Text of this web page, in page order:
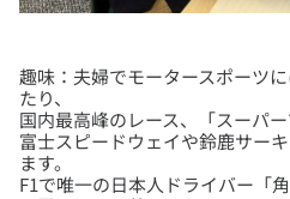
趣味：夫婦でモータースポーツ
たり、
国内最高峰のレース、「スーパ
富士スピードウェイや鈴鹿サー
ます。
F1で唯一の日本人ドライバー「